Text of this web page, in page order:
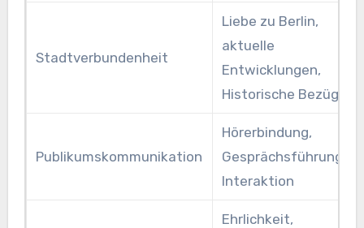
Stadtverbundenheit
Liebe zu Berlin,
aktuelle
Entwicklungen,
Historische Bezüge
Publikumskommunikation
Hörerbindung,
Gesprächsführung,
Interaktion
Ehrlichkeit,